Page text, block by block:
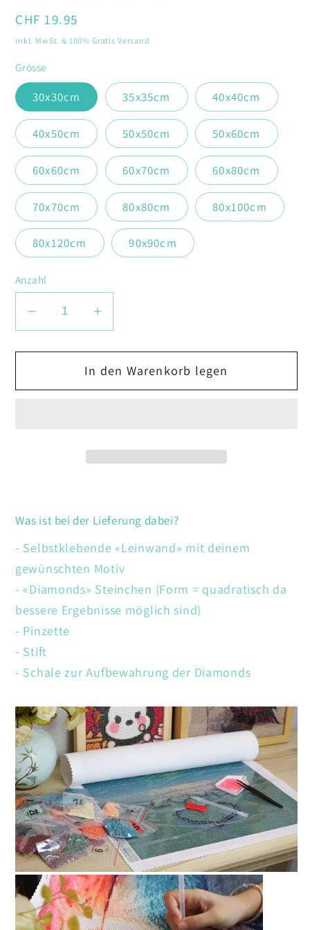
Normaler
Preis
CHF 19.95
inkl. MwSt. & 100% Gratis Versand
Grösse
30x30cm 35x35cm 40x40cm
40x50cm 50x50cm 50x60cm
60x60cm 60x70cm 60x80cm
70x70cm 80x80cm 80x100cm
80x120cm 90x90cm
Anzahl
Verringere
Menge
Affe
Erhöhe
Menge
für
Affe
In den Warenkorb legen
Was ist bei der Lieferung dabei?
- Selbstklebende «Leinwand» mit deinem
gewünschten Motiv
- «Diamonds» Steinchen (Form = quadratisch da
bessere Ergebnisse möglich sind)
- Pinzette
- Stift
- Schale zur Aufbewahrung der Diamonds